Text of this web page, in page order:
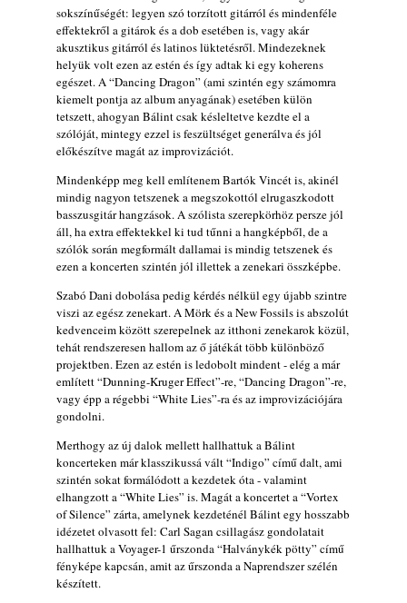
A Grencsoport Lewis Jordan-nel a
Meseházban
2026. július 31.
Magyar jazzmuzsikus szülők és zenész
gyermekeik – 42. rész: Vörös László +
Vörösné Strausz Eszter + Vörös Bence
2026. július 30.
The Next Generation — 11. rész: Horváth
Szabolcs
2026. július 25.
Eged Márton: Old Songs
2026. július 25.
Zsári Tamás: Found and Lost
2026. július 24.
FREE JAZZ ALBUMS 2026 - 134. rész
2026. július 16.
A free jazz kiemelkedő alakjai - 79. rész:
Marion Brown
2026. július 13.
sokszínűségét: legyen szó torzított gitárról és mindenféle
effektekről a gitárok és a dob esetében is, vagy akár
akusztikus gitárról és latinos lüktetésről. Mindezeknek
helyük volt ezen az estén és így adtak ki egy koherens
egészet. A “Dancing Dragon” (ami szintén egy számomra
kiemelt pontja az album anyagának) esetében külön
tetszett, ahogyan Bálint csak késleltetve kezdte el a
szólóját, mintegy ezzel is feszültséget generálva és jól
előkészítve magát az improvizációt.
Mindenképp meg kell említenem Bartók Vincét is, akinél
mindig nagyon tetszenek a megszokottól elrugaszkodott
basszusgitár hangzások. A szólista szerepkörhöz persze jól
áll, ha extra effektekkel ki tud tűnni a hangképből, de a
szólók során megformált dallamai is mindig tetszenek és
ezen a koncerten szintén jól illettek a zenekari összképbe.
Szabó Dani dobolása pedig kérdés nélkül egy újabb szintre
viszi az egész zenekart. A Mörk és a New Fossils is abszolút
kedvenceim között szerepelnek az itthoni zenekarok közül,
tehát rendszeresen hallom az ő játékát több különböző
projektben. Ezen az estén is ledobolt mindent - elég a már
említett “Dunning-Kruger Effect”-re, “Dancing Dragon”-re,
vagy épp a régebbi “White Lies”-ra és az improvizációjára
gondolni.
Merthogy az új dalok mellett hallhattuk a Bálint
koncerteken már klasszikussá vált “Indigo” című dalt, ami
szintén sokat formálódott a kezdetek óta - valamint
elhangzott a “White Lies” is. Magát a koncertet a “Vortex
of Silence” zárta, amelynek kezdeténél Bálint egy hosszabb
idézetet olvasott fel: Carl Sagan csillagász gondolatait
hallhattuk a Voyager-1 űrszonda “Halványkék pötty” című
fényképe kapcsán, amit az űrszonda a Naprendszer szélén
készített.